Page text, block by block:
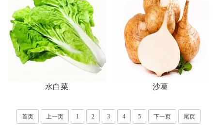
水白菜 沙葛
首页 上一页 1 2 3 4 5 下一页 尾页